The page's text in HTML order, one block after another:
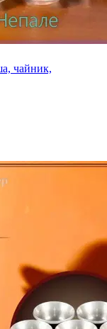
чайник,